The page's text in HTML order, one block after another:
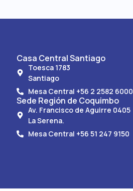
Casa Central Santiago
Toesca 1783
Santiago
Mesa Central +56 2 2582 6000
Sede Región de Coquimbo
Av. Francisco de Aguirre 0405
La Serena.
Mesa Central +56 51 247 9150